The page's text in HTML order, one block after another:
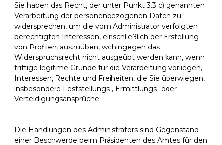
Sie haben das Recht, der unter Punkt 3.3 c) genannten
Verarbeitung der personenbezogenen Daten zu
widersprechen, um die vom Administrator verfolgten
berechtigten Interessen, einschließlich der Erstellung
von Profilen, auszuüben, wohingegen das
Widerspruchsrecht nicht ausgeübt werden kann, wenn
triftige legitime Gründe für die Verarbeitung vorliegen,
Interessen, Rechte und Freiheiten, die Sie überwiegen,
insbesondere Feststellungs-, Ermittlungs- oder
Verteidigungsansprüche.
Die Handlungen des Administrators sind Gegenstand
einer Beschwerde beim Präsidenten des Amtes für den